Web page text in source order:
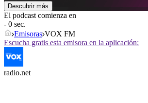
Descubrir más
El podcast comienza en
- 0 sec.
Emisoras VOX FM
Escucha gratis esta emisora en la aplicación:
radio.net